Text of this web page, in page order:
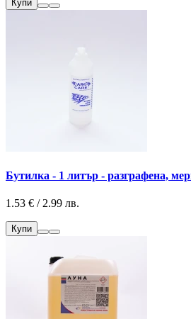
Купи
Бутилка - 1 литър - разграфена,
1.53 € / 2.99 лв.
Купи